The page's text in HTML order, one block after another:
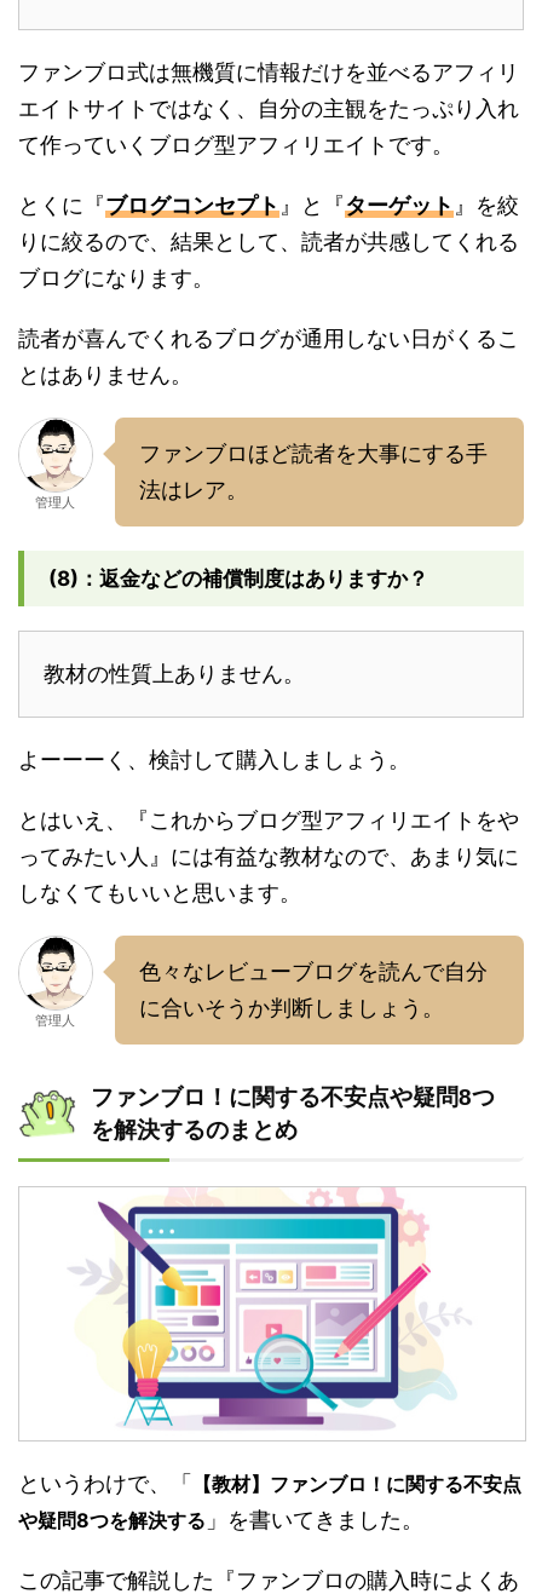
ファンブロ式は無機質に情報だけを並べるアフィリ
エイトサイトではなく、自分の主観をたっぷり入れ
て作っていくブログ型アフィリエイトです。
とくに『ブログコンセプト 』と『ターゲット 』を絞
りに絞るので、結果として、読者が共感してくれる
ブログになります。
読者が喜んでくれるブログが通用しない日がくるこ
とはありません。
管理人
ファンブロほど読者を大事にする手
法はレア。
(8)：返金などの補償制度はありますか？
教材の性質上ありません。
よーーーく、検討して購入しましょう。
とはいえ、『これからブログ型アフィリエイトをや
ってみたい人』には有益な教材なので、あまり気に
しなくてもいいと思います。
管理人
色々なレビューブログを読んで自分
に合いそうか判断しましょう。
ファンブロ！に関する不安点や疑問8つ
を解決するのまとめ
というわけで、「
【教材】ファンブロ！に関する不安点
や疑問8つを解決する 」を書いてきました。
この記事で解説した『ファンブロの購入時によくあ